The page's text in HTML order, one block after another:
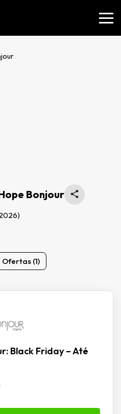
Bonjour
Ofertas (1)
Black Friday – Até